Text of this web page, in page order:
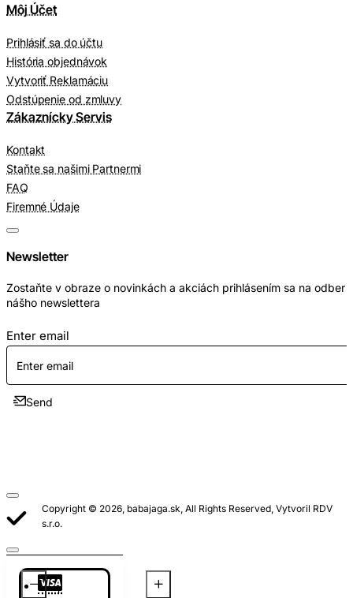
Môj Účet
Prihlásiť sa do účtu
História objednávok
Vytvoriť Reklamáciu
Odstúpenie od zmluvy
Zákaznícky Servis
Kontakt
Staňte sa našimi Partnermi
FAQ
Firemné Údaje
Newsletter
Zostaňte v obraze o novinkách a akciách prihlásením sa na odber
nášho newslettera
Enter email
Send
Copyright © 2026, babajaga.sk, All Rights Reserved, Vytvoril RDV
s.r.o.